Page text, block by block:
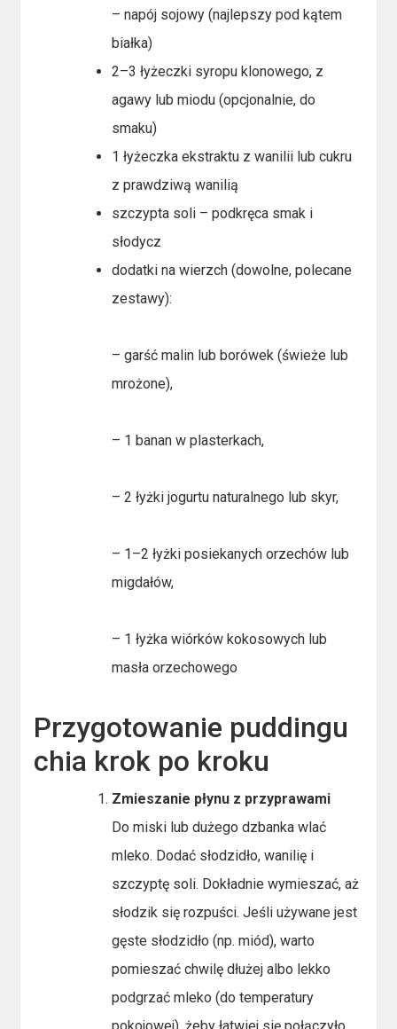
– napój sojowy (najlepszy pod kątem
białka)
2–3 łyżeczki syropu klonowego, z
agawy lub miodu (opcjonalnie, do
smaku)
1 łyżeczka ekstraktu z wanilii lub cukru
z prawdziwą wanilią
szczypta soli – podkręca smak i
słodycz
dodatki na wierzch (dowolne, polecane
zestawy):
– garść malin lub borówek (świeże lub
mrożone),
– 1 banan w plasterkach,
– 2 łyżki jogurtu naturalnego lub skyr,
– 1–2 łyżki posiekanych orzechów lub
migdałów,
– 1 łyżka wiórków kokosowych lub
masła orzechowego
Przygotowanie puddingu
chia krok po kroku
Zmieszanie płynu z przyprawami
Do miski lub dużego dzbanka wlać
mleko. Dodać słodzidło, wanilię i
szczyptę soli. Dokładnie wymieszać, aż
słodzik się rozpuści. Jeśli używane jest
gęste słodzidło (np. miód), warto
pomieszać chwilę dłużej albo lekko
podgrzać mleko (do temperatury